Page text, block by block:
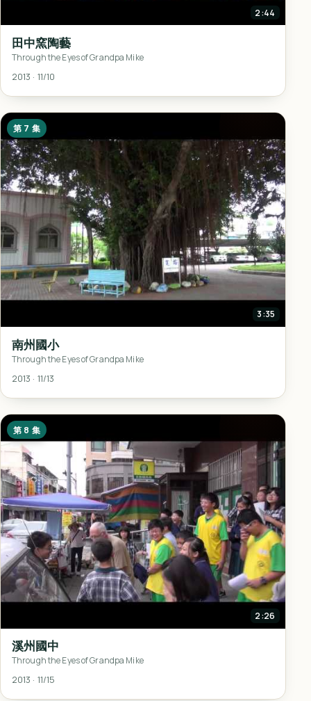
2:44
田中窯陶藝
Through the Eyes of Grandpa Mike
2013 · 11/10
第 7 集
3:35
南州國小
Through the Eyes of Grandpa Mike
2013 · 11/13
第 8 集
2:26
溪州國中
Through the Eyes of Grandpa Mike
2013 · 11/15